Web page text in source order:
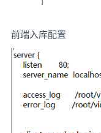
前端入库配置